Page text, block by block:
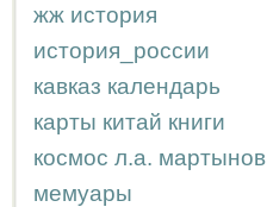
жж история
история_россии
кавказ календарь
карты китай книги
космос л.а. мартынов
мемуары